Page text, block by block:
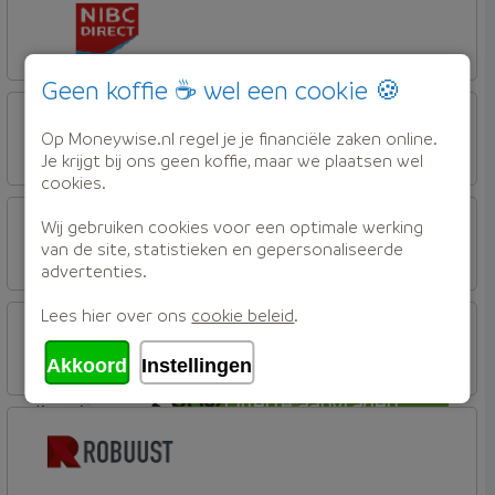
Offerte aanvragen
3,85%
lineair
NIBC Direct Extra
3,89%
Offerte aanvragen
Basis
lineair
3,89%
Rabobank Spaarbank
Plusvoorwaarden (Incl. Korting)
lineair
Vooruit Hypotheek
Geen koffie ☕ wel een cookie 🍪
Op Moneywise.nl regel je je financiële zaken online.
Je krijgt bij ons geen koffie, maar we plaatsen wel
cookies.
Wij gebruiken cookies voor een optimale werking
van de site, statistieken en gepersonaliseerde
advertenties.
Lees hier over ons cookie beleid.
Akkoord Instellingen